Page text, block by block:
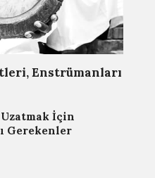
Enstrümanları
Uzatmak İçin
Gerekenler